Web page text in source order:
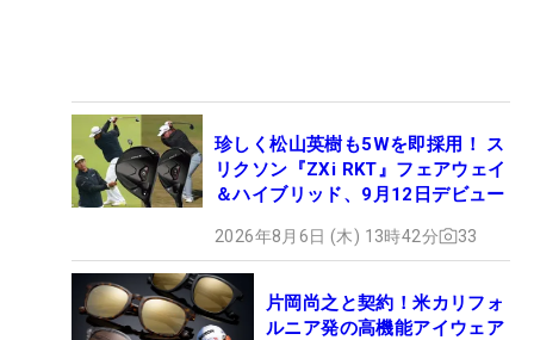
珍しく松山英樹も5Wを即採用！ ス
リクソン『ZXi RKT』フェアウェイ
＆ハイブリッド、9月12日デビュー
2026年8月6日 (木) 13時42分 33
片岡尚之と契約！米カリフォ
ルニア発の高機能アイウェア